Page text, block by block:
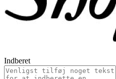
Indberet